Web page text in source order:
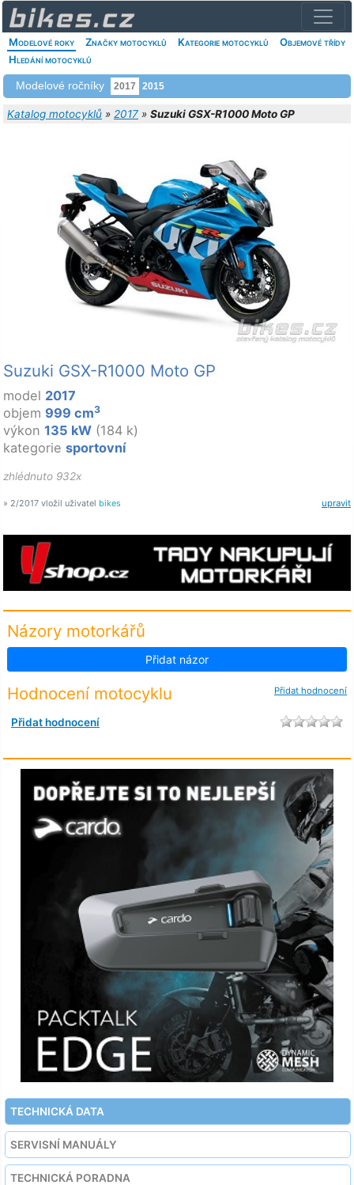
Modelové roky Značky motocyklů Kategorie motocyklů
Objemové třídy
Hledání motocyklů
Modelové ročníky 2017 2015
Katalog motocyklů » 2017 » Suzuki GSX-R1000 Moto GP
Suzuki GSX-R1000 Moto GP
model 2017
objem 999 cm3
výkon 135 kW (184 k)
kategorie sportovní
zhlédnuto 932x
upravit
» 2/2017 vložil uživatel bikes
Názory motorkářů
Přidat názor
Přidat hodnocení
Hodnocení motocyklu
Přidat hodnocení
TECHNICKÁ DATA
SERVISNÍ MANUÁLY
TECHNICKÁ PORADNA